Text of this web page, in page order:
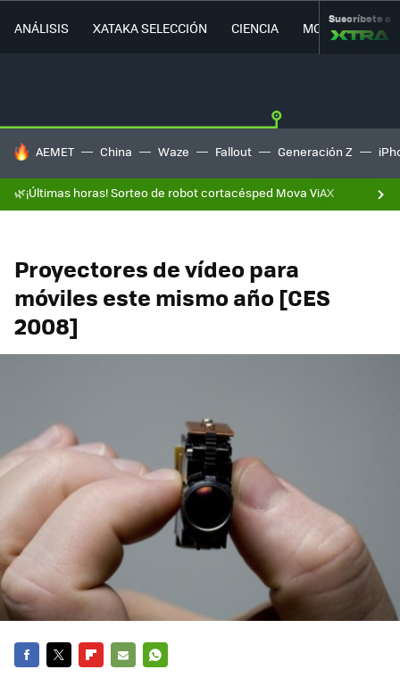
ANÁLISIS XATAKA SELECCIÓN CIENCIA MOVILIDAD
Suscríbete a
HOY SE HABLA DE
AEMET China Waze Fallout Generación Z
🌿¡Últimas horas! Sorteo de robot cortacésped Mova ViAX
Proyectores de vídeo para
móviles este mismo año [CES
2008]